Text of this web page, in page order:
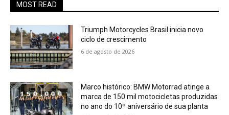
MOST READ
Triumph Motorcycles Brasil inicia novo
ciclo de crescimento
6 de agosto de 2026
Marco histórico: BMW Motorrad atinge a
marca de 150 mil motocicletas produzidas
no ano do 10º aniversário de sua planta